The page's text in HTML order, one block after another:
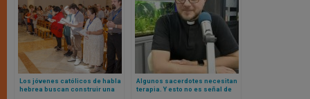
Los jóvenes católicos de habla
hebrea buscan construir una
Algunos sacerdotes necesitan
terapia. Y esto no es señal de